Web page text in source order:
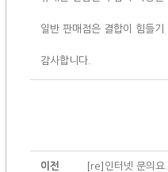
일반 판매점은 결합이 힘들
감사합니다.
이전 [re]인터넷 문의요.